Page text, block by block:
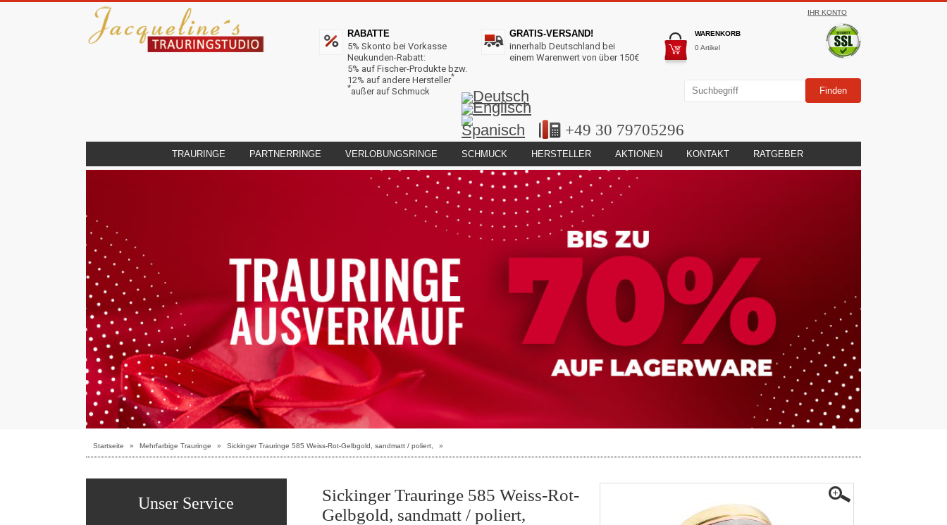
IHR KONTO
WARENKORB
0 Artikel
RABATTE
5% Skonto bei Vorkasse
Neukunden-Rabatt:
5% auf Fischer-Produkte bzw.
12% auf andere Hersteller*
*außer auf Schmuck
GRATIS-VERSAND!
innerhalb Deutschland bei
einem Warenwert von über 150€
+49 30 79705296
TRAURINGE PARTNERRINGE VERLOBUNGSRINGE SCHMUCK HERSTELLER AKTIONEN KONTAKT RATGEBER
Startseite » Mehrfarbige Trauringe » Sickinger Trauringe 585 Weiss-Rot-Gelbgold, sandmatt / poliert, »
Sickinger Trauringe 585 Weiss-Rot-
Gelbgold, sandmatt / poliert,
Unser Service